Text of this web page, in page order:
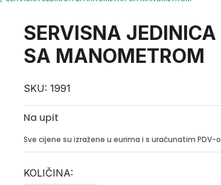
SERVISNA
SA MANOMETROM
SKU:1991
Na upit
Sve cijene su izražene u eurima i s uračunatim PDV-